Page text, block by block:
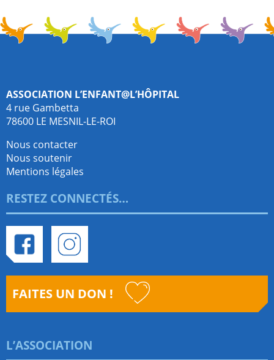
Association L’enfant@l’hôpital
4 rue Gambetta
78600 LE MESNIL-LE-ROI
Nous contacter
Nous soutenir
Mentions légales
RESTEZ CONNECTÉS…
Facebook
FAITES UN DON !
L’ASSOCIATION